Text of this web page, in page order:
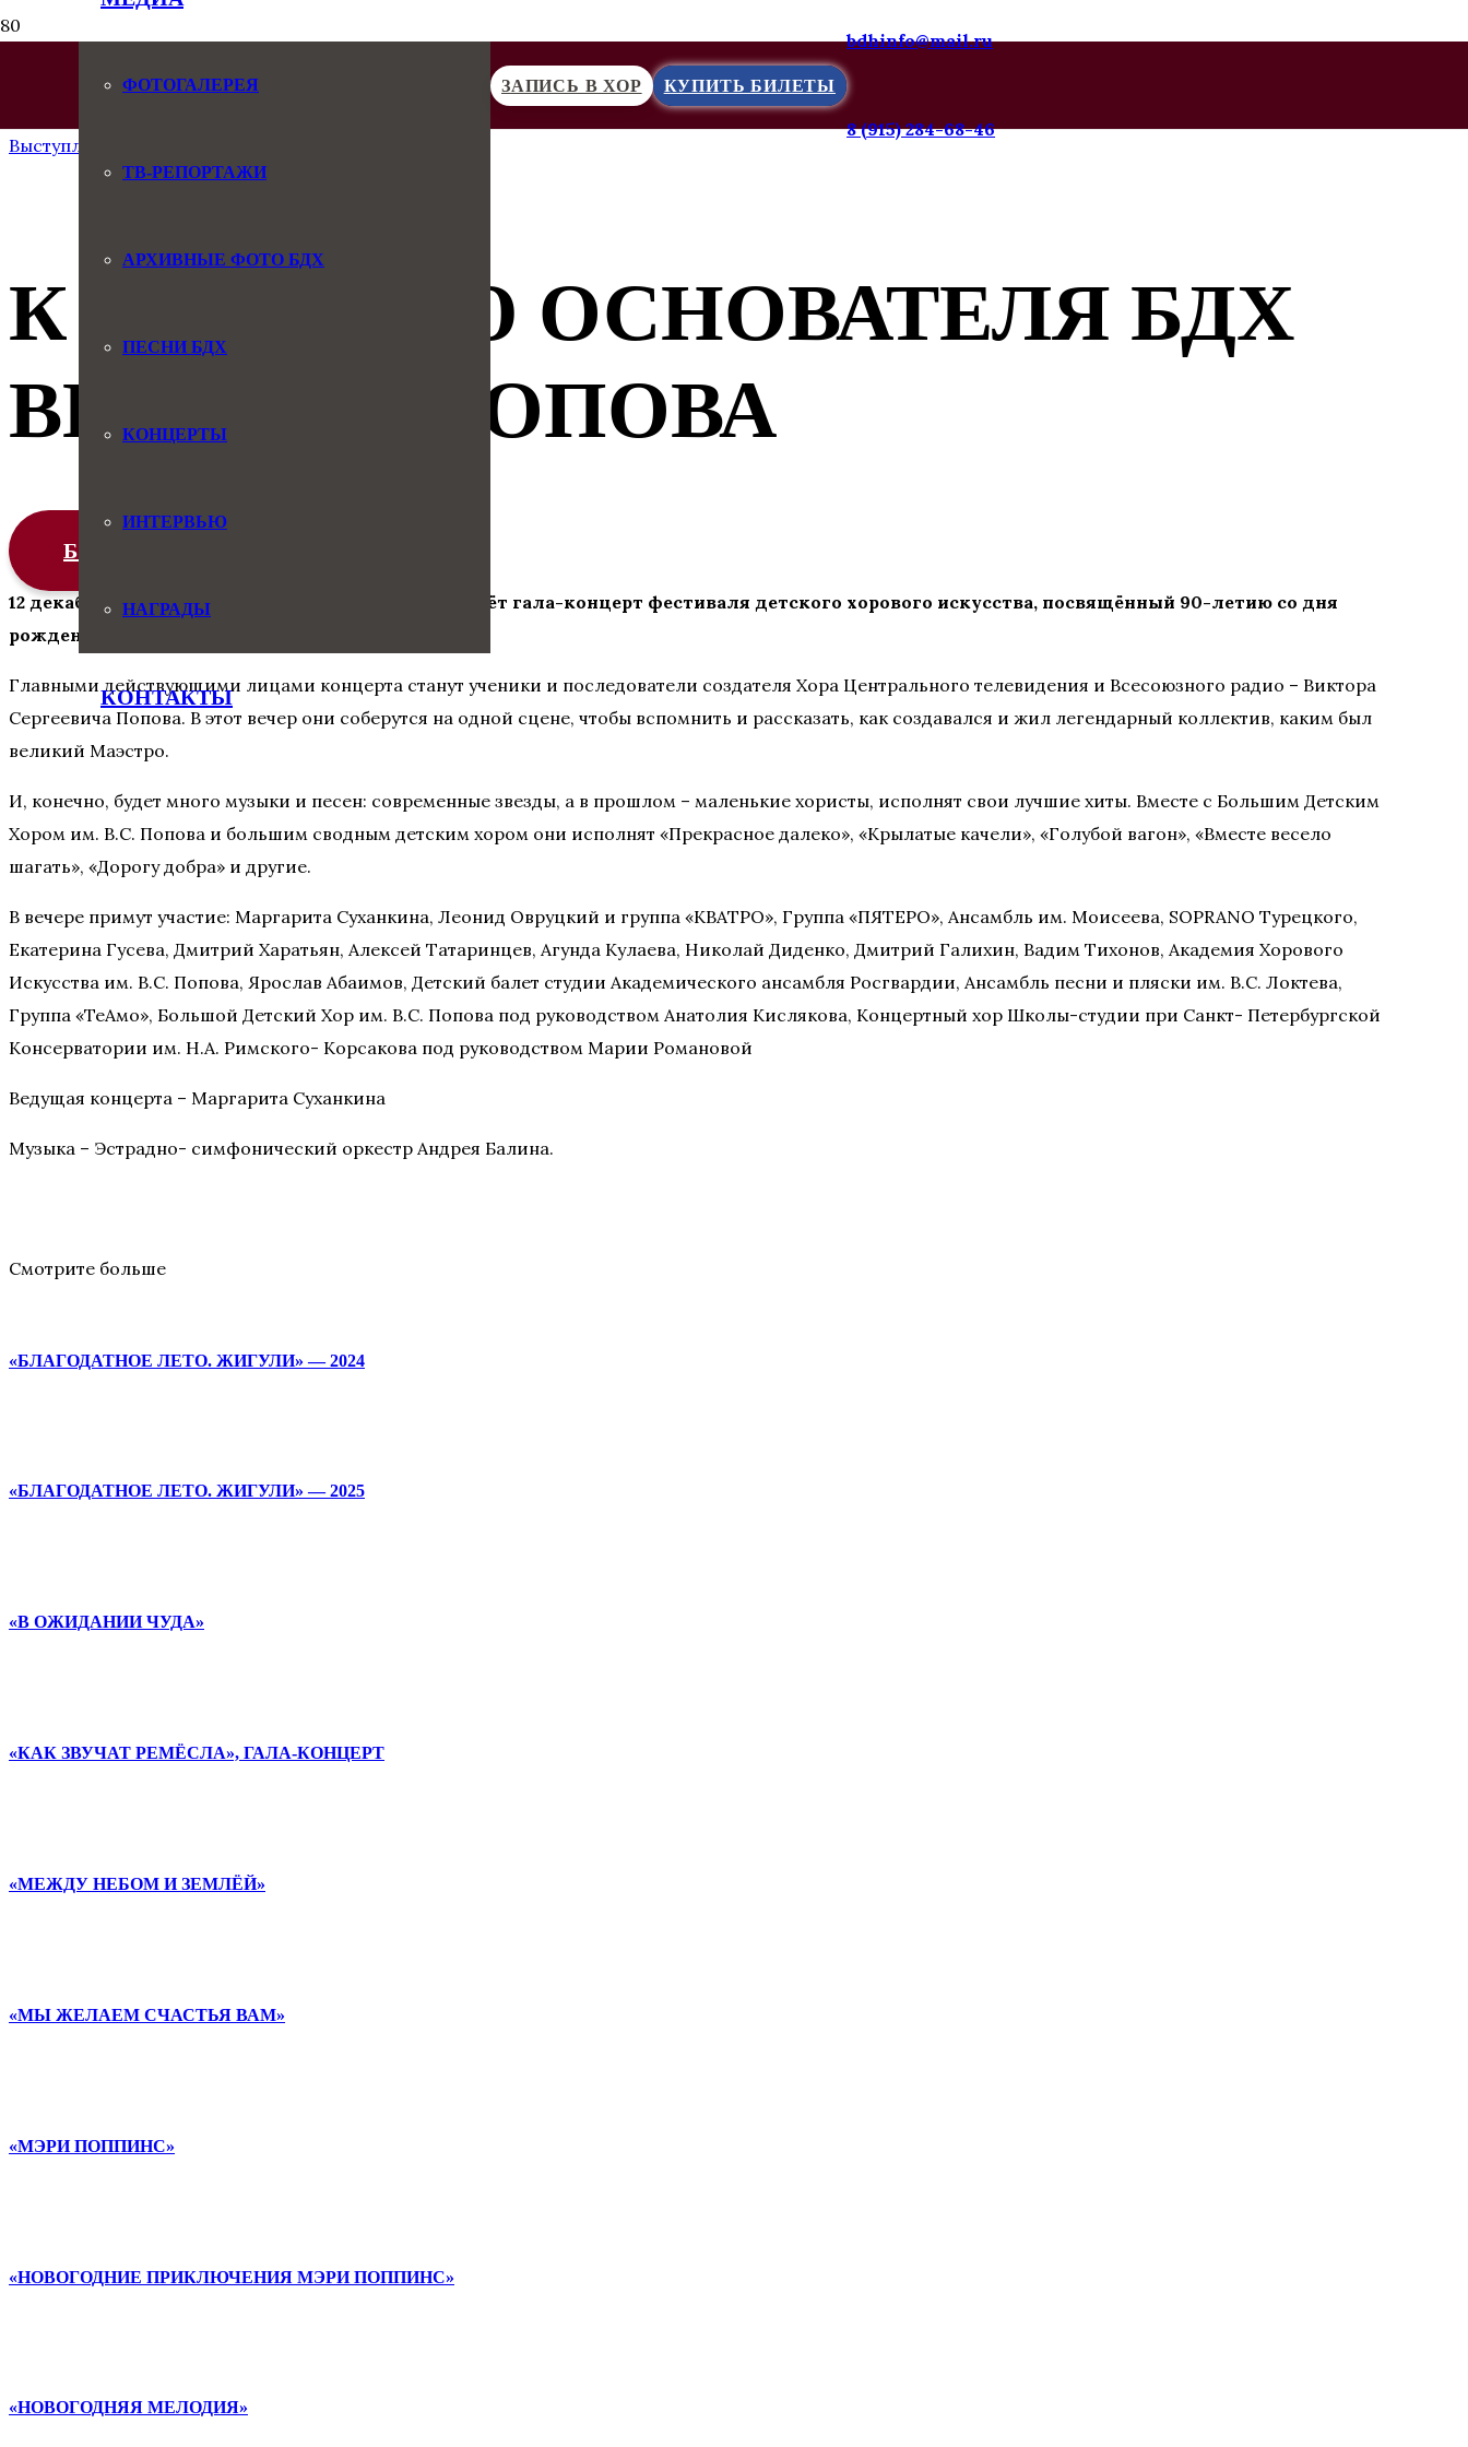
ФОТОГАЛЕРЕЯ
ТВ-РЕПОРТАЖИ
АРХИВНЫЕ ФОТО БДХ
ПЕСНИ БДХ
КОНЦЕРТЫ
ИНТЕРВЬЮ
НАГРАДЫ
КОНТАКТЫ
ЗАПИСЬ В ХОР КУПИТЬ БИЛЕТЫ
bdhinfo@mail.ru
8 (915) 284-68-46
Выступление перед матчем ФК «Спартак- Оренбург»
К 90-ЛЕТИЮ ОСНОВАТЕЛЯ БДХ
ВИКТОРА ПОПОВА
БИЛЕТЫ
12 декабря 2024 года в Кремлёвском дворце пройдёт гала-концерт фестиваля детского хорового искусства, посвящённый 90-летию со дня
рождения В.С. Попова.
Главными действующими лицами концерта станут ученики и последователи создателя Хора Центрального телевидения и Всесоюзного радио – Виктора
Сергеевича Попова. В этот вечер они соберутся на одной сцене, чтобы вспомнить и рассказать, как создавался и жил легендарный коллектив, каким был
великий Маэстро.
И, конечно, будет много музыки и песен: современные звезды, а в прошлом – маленькие хористы, исполнят свои лучшие хиты. Вместе с Большим Детским
Хором им. В.С. Попова и большим сводным детским хором они исполнят «Прекрасное далеко», «Крылатые качели», «Голубой вагон», «Вместе весело
шагать», «Дорогу добра» и другие.
В вечере примут участие: Маргарита Суханкина, Леонид Овруцкий и группа «КВАТРО», Группа «ПЯТЕРО», Ансамбль им. Моисеева, SOPRANO Турецкого,
Екатерина Гусева, Дмитрий Харатьян, Алексей Татаринцев, Агунда Кулаева, Николай Диденко, Дмитрий Галихин, Вадим Тихонов, Академия Хорового
Искусства им. В.С. Попова, Ярослав Абаимов, Детский балет студии Академического ансамбля Росгвардии, Ансамбль песни и пляски им. В.С. Локтева,
Группа «ТеАмо», Большой Детский Хор им. В.С. Попова под руководством Анатолия Кислякова, Концертный хор Школы-студии при Санкт- Петербургской
Консерватории им. Н.А. Римского- Корсакова под руководством Марии Романовой
Ведущая концерта – Маргарита Суханкина
Музыка – Эстрадно- симфонический оркестр Андрея Балина.
Смотрите больше
«БЛАГОДАТНОЕ ЛЕТО. ЖИГУЛИ» — 2024
«БЛАГОДАТНОЕ ЛЕТО. ЖИГУЛИ» — 2025
«В ОЖИДАНИИ ЧУДА»
«КАК ЗВУЧАТ РЕМЁСЛА», ГАЛА-КОНЦЕРТ
«МЕЖДУ НЕБОМ И ЗЕМЛЁЙ»
«МЫ ЖЕЛАЕМ СЧАСТЬЯ ВАМ»
«МЭРИ ПОППИНС»
«НОВОГОДНИЕ ПРИКЛЮЧЕНИЯ МЭРИ ПОППИНС»
«НОВОГОДНЯЯ МЕЛОДИЯ»